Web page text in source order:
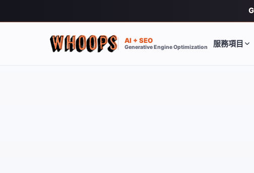
AI + SEO
Generative Engine Optimization 服務項目